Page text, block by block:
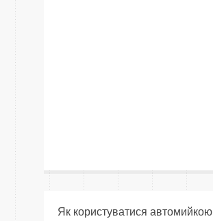
Як користуватися автомийкою